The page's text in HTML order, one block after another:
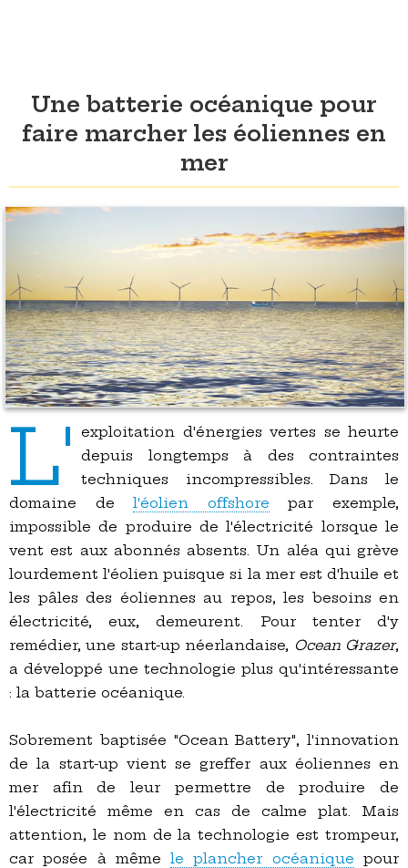
Une batterie océanique pour
faire marcher les éoliennes en
mer
L'
exploitation d'énergies vertes se heurte
depuis longtemps à des contraintes
techniques incompressibles. Dans le
domaine del'éolien offshore par exemple,
impossible de produire de l'électricité lorsque le
vent est aux abonnés absents. Un aléa qui grève
lourdement l'éolien puisque si la mer est d'huile et
les pâles des éoliennes au repos, les besoins en
électricité, eux, demeurent. Pour tenter d'y
remédier, une start-up néerlandaise, Ocean Grazer,
a développé une technologie plus qu'intéressante
: la batterie océanique.
Sobrement baptisée "Ocean Battery", l'innovation
de la start-up vient se greffer aux éoliennes en
mer afin de leur permettre de produire de
l'électricité même en cas de calme plat. Mais
attention, le nom de la technologie est trompeur,
car posée à mêmele plancher océanique pour